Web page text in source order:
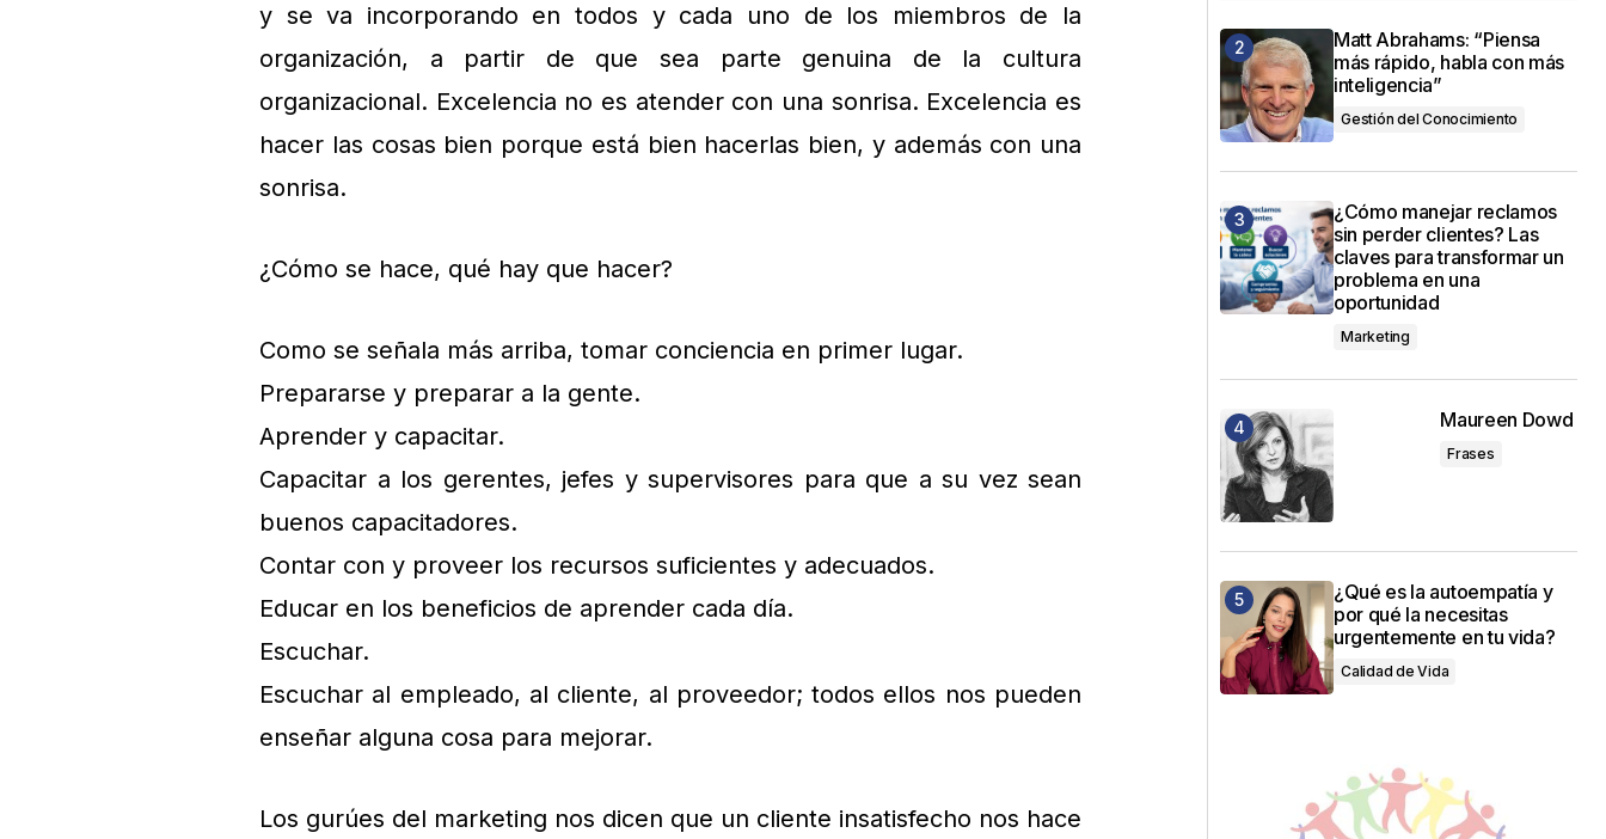
y se va incorporando en todos y cada uno de los miembros de la
organización, a partir de que sea parte genuina de la cultura
organizacional. Excelencia no es atender con una sonrisa. Excelencia es
hacer las cosas bien porque está bien hacerlas bien, y además con una
sonrisa.
¿Cómo se hace, qué hay que hacer?
Como se señala más arriba, tomar conciencia en primer lugar.
Prepararse y preparar a la gente.
Aprender y capacitar.
Capacitar a los gerentes, jefes y supervisores para que a su vez sean
buenos capacitadores.
Contar con y proveer los recursos suficientes y adecuados.
Educar en los beneficios de aprender cada día.
Escuchar.
Escuchar al empleado, al cliente, al proveedor; todos ellos nos pueden
enseñar alguna cosa para mejorar.
Los gurúes del marketing nos dicen que un cliente insatisfecho nos hace
Matt Abrahams: “Piensa
más rápido, habla con más
inteligencia”
Gestión del Conocimiento
¿Cómo manejar reclamos
sin perder clientes? Las
claves para transformar un
problema en una
oportunidad
Marketing
Maureen Dowd
Frases
¿Qué es la autoempatía y
por qué la necesitas
urgentemente en tu vida?
Calidad de Vida